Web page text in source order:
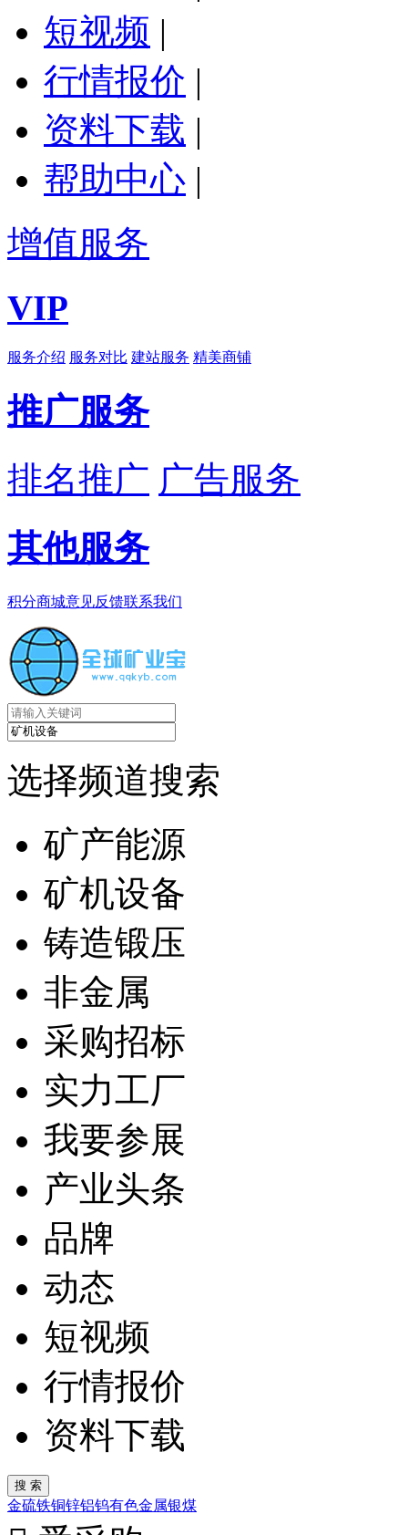
短视频 |
行情报价 |
资料下载 |
帮助中心 |
增值服务
VIP
服务介绍 服务对比 建站服务 精美商铺
推广服务
排名推广 广告服务
其他服务
积分商城意见反馈联系我们
选择频道搜索
矿产能源
矿机设备
铸造锻压
非金属
采购招标
实力工厂
我要参展
产业头条
品牌
动态
短视频
行情报价
资料下载
金硫铁铜锌铝钨有色金属银煤